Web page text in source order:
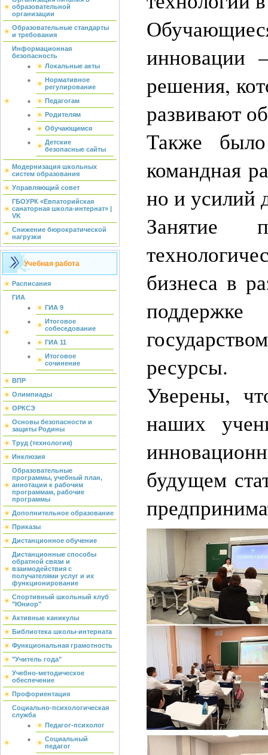
образовательной
организации
Образовательные стандарты
и требования
Информационная
безопасность
Локальные акты
Нормативное
регулирование
Педагогам
Родителям
Обучающимся
Детские
безопасные сайты
Модернизация школьных
систем образования
Управляющий совет
ГБОУРК «Евпаторийская
санаторная школа-интернат» |
VK
Снижение бюрократической
нагрузки
Учебная работа
Расписания
ГИА
ГИА 9
Итоговое
собеседование
ГИА 11
Итоговое
сочинение
ВПР
Олимпиады
ОРКСЭ
Основы безопасности и
защиты Родины
Труд (технология)
Инклюзия
Образовательные
программы, учебный план,
аннотации к рабочим
программам, рабочие
программы
Дополнительное образование
Приказы
Дистанционное обучение
Дистанционные способы
обратной связи и
взаимодействия с
получателями услуг и их
функционирование
Спортивный школьный клуб
"Юниор"
Активные каникулы
Библиотека школы-интерната
Функциональная грамотность
"Учитель года"
Учебно-методическое
обеспечение
Профориентация
Социально-психологическая
служба
Педагог-психолог
Социальный
педагог
инновации
решения,
развивают
Также
командная
но и усилий
Занятие
бизнеса в
ресурсы.
Уверены,
наших
будущем